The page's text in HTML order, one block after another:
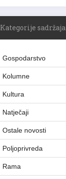
Kategorije sadržaja
Gospodarstvo
Kolumne
Kultura
Natječaji
Ostale novosti
Poljoprivreda
Rama